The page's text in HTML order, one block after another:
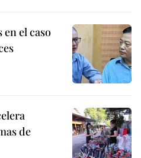
en el caso
de